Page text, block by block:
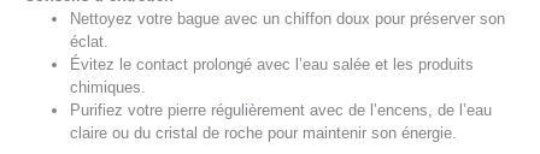
Nettoyez votre bague avec un chiffon doux pour préserver son
éclat.
Évitez le contact prolongé avec l’eau salée et les produits
chimiques.
Purifiez votre pierre régulièrement avec de l’encens, de l’eau
claire ou du cristal de roche pour maintenir son énergie.